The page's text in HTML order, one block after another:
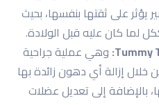
يؤثر على ثقتها بنفسها، بحيث
لما كان عليه قبل الولادة.
وهي عملية جراحية
إزالة أي دهون زائدة بها
بالإضافة إلى تعديل عضلات